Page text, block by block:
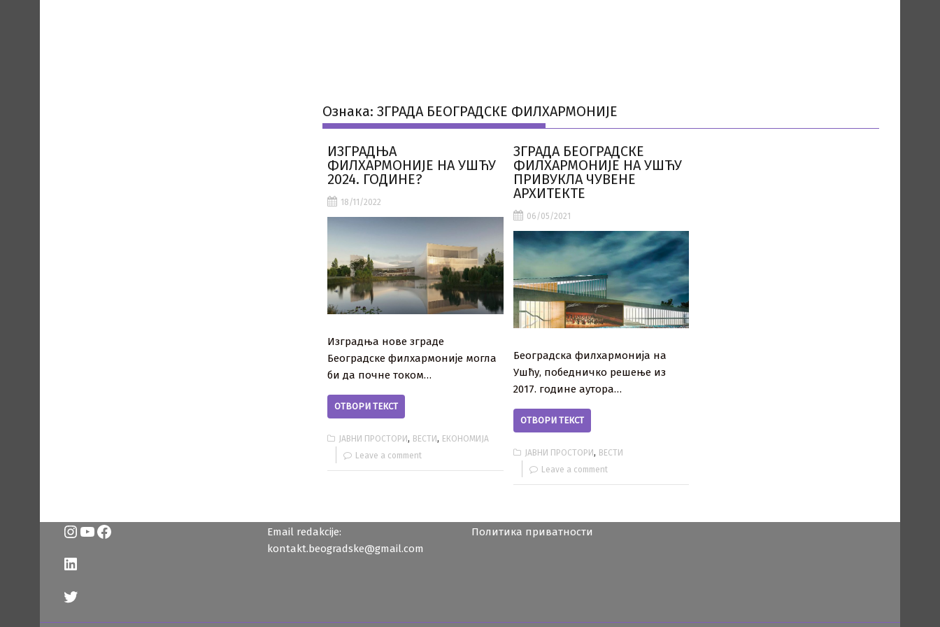
Ознака:ЗГРАДА БЕОГРАДСКЕ ФИЛХАРМОНИЈЕ
ИЗГРАДЊА
ФИЛХАРМОНИЈЕ НА УШЋУ
2024. ГОДИНЕ?
18/11/2022
Изградња нове зграде
Београдске филхармоније могла
би да почне током…
ОТВОРИ ТЕКСТ
ЈАВНИ ПРОСТОРИ, ВЕСТИ, ЕКОНОМИЈА
Leave a comment
ЗГРАДА БЕОГРАДСКЕ
ФИЛХАРМОНИЈЕ НА УШЋУ
ПРИВУКЛА ЧУВЕНЕ
АРХИТЕКТЕ
06/05/2021
Београдска филхармонија на
Ушћу, победничко решење из
2017. године аутора…
ОТВОРИ ТЕКСТ
ЈАВНИ ПРОСТОРИ, ВЕСТИ
Leave a comment
Instagram
YouTube
Facebook
LinkedIn
Twitter
Email redakcije:
kontakt.beogradske@gmail.com
Политика приватности